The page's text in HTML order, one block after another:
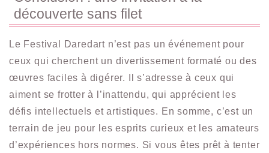
découverte sans filet
Le Festival Daredart n’est pas un événement pour
ceux qui cherchent un divertissement formaté ou des
œuvres faciles à digérer. Il s’adresse à ceux qui
aiment se frotter à l’inattendu, qui apprécient les
défis intellectuels et artistiques. En somme, c’est un
terrain de jeu pour les esprits curieux et les amateurs
d’expériences hors normes. Si vous êtes prêt à tenter